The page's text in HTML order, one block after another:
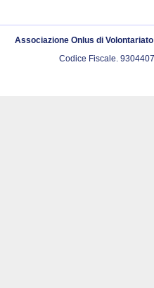
Associazione Onlus di
Codice Fiscale.